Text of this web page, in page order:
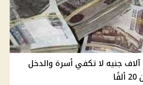
خبير اقتصادي: 10 آلاف جنيه لا تكفي أسرة والدخل